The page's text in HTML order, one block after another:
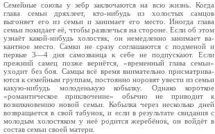
Семейные союзы у зебр заклю­чаются на всю жизнь. Когда
глава семьи дряхлеет, кто-нибудь из холостых самцов
выгоняет его из семьи и занимает его место. Иног­да глава
семьи покидает её, чтобы развлечься на стороне. Если об этом
узнаёт какой-нибудь холо­стяк, он немедленно занимает ва­
кантное место. Самки не сразу соглашаются с подменой и
первые 3—4 дня самозванца к себе не под­пускают. Если
прежний самец поз­же вернётся, «временный глава семьи»
уходит без боя. Самцы всё время внимательно присматрива­
ются к семейным группам, постоянно норовят увести из семьи
какую-нибудь моло­денькую кобылку. Однако короткое
«романтичес­кое приключение» обычно не приводит к
возникновению новой семьи. Кобылка через несколь­ко дней
возвращается в свой табунок, и если в результате свидания с
молодым холостяком у неё родится жеребёнок, он войдёт в
состав семьи своей матери.